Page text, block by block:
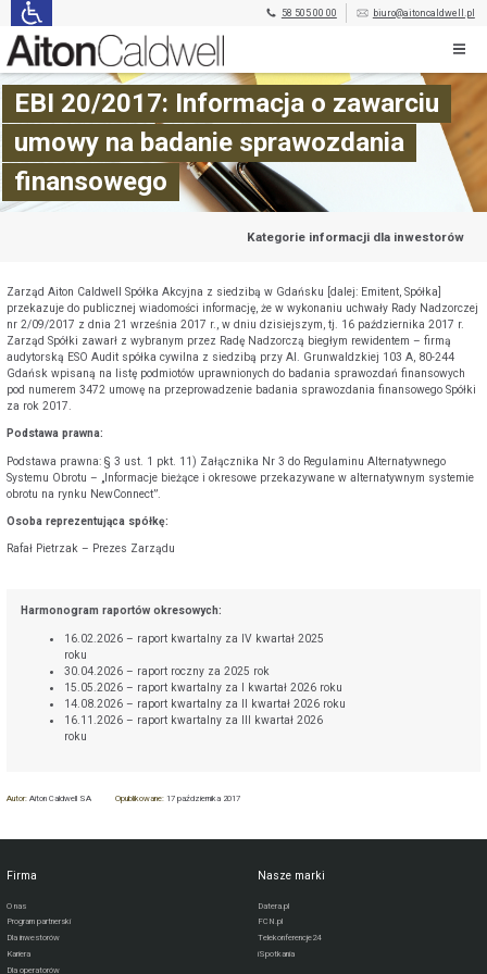
58 505 00 00 biuro@aitoncaldwell.pl
EBI 20/2017: Informacja o zawarciu
umowy na badanie sprawozdania
finansowego
Kategorie informacji dla inwestorów
Zarząd Aiton Caldwell Spółka Akcyjna z siedzibą w Gdańsku [dalej: Emitent, Spółka]
przekazuje do publicznej wiadomości informację, że w wykonaniu uchwały Rady Nadzorczej
nr 2/09/2017 z dnia 21 września 2017 r., w dniu dzisiejszym, tj. 16 października 2017 r.
Zarząd Spółki zawarł z wybranym przez Radę Nadzorczą biegłym rewidentem – firmą
audytorską ESO Audit spółka cywilna z siedzibą przy Al. Grunwaldzkiej 103 A, 80-244
Gdańsk wpisaną na listę podmiotów uprawnionych do badania sprawozdań finansowych
pod numerem 3472 umowę na przeprowadzenie badania sprawozdania finansowego Spółki
za rok 2017.
Podstawa prawna:
Podstawa prawna: § 3 ust. 1 pkt. 11) Załącznika Nr 3 do Regulaminu Alternatywnego
Systemu Obrotu – „Informacje bieżące i okresowe przekazywane w alternatywnym systemie
obrotu na rynku NewConnect”.
Osoba reprezentująca spółkę:
Rafał Pietrzak – Prezes Zarządu
Harmonogram raportów okresowych:
16.02.2026 – raport kwartalny za IV kwartał 2025
roku
30.04.2026 – raport roczny za 2025 rok
15.05.2026 – raport kwartalny za I kwartał 2026 roku
14.08.2026 – raport kwartalny za II kwartał 2026 roku
16.11.2026 – raport kwartalny za III kwartał 2026
roku
Autor:Aiton Caldwell SA Opublikowane: 17 października 2017
Firma
O nas
Program partnerski
Dla inwestorów
Kariera
Dla operatorów
Nasze marki
Datera.pl
FCN.pl
Telekonferencje24
iSpotkania